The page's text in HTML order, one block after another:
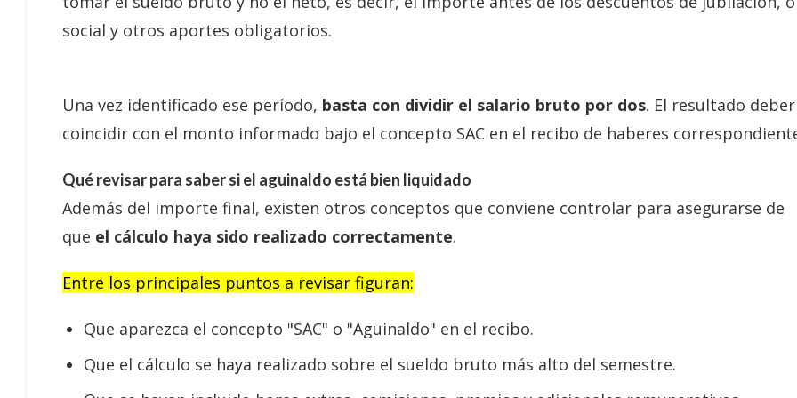
social y otros aportes obligatorios.
Una vez identificado ese período, basta con dividir el salario bruto por dos. El resultado
coincidir con el monto informado bajo el concepto SAC en el recibo de haberes
Qué revisar para saber si el aguinaldo está bien liquidado
Además del importe final, existen otros conceptos que conviene controlar para asegurarse de
que el cálculo haya sido realizado correctamente.
Entre los principales puntos a revisar figuran:
Que aparezca el concepto "SAC" o "Aguinaldo" en el recibo.
Que el cálculo se haya realizado sobre el sueldo bruto más alto del semestre.